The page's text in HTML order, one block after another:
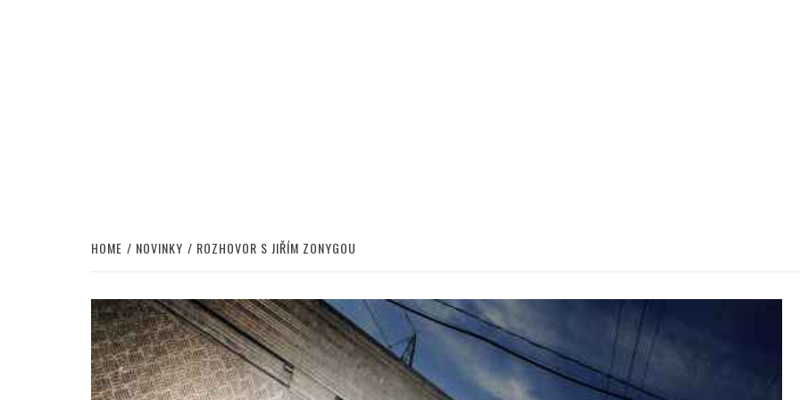
HOME NOVINKY ROZHOVOR S JIŘÍM ZONYGOU